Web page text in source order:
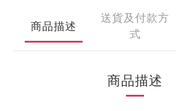
商品描述
送貨及付款方
式
商品描述